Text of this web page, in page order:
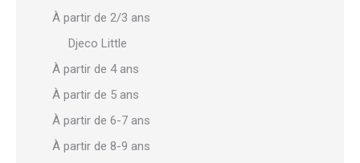
À partir de 2/3 ans
Djeco Little
À partir de 4 ans
À partir de 5 ans
À partir de 6-7 ans
À partir de 8-9 ans